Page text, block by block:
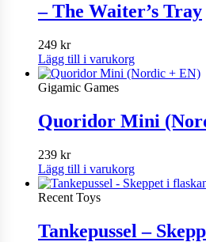
– The Waiter’s Tray
249 kr
Lägg till i varukorg
Gigamic Games
Quoridor Mini
239 kr
Lägg till i varukorg
Recent Toys
Tankepussel –